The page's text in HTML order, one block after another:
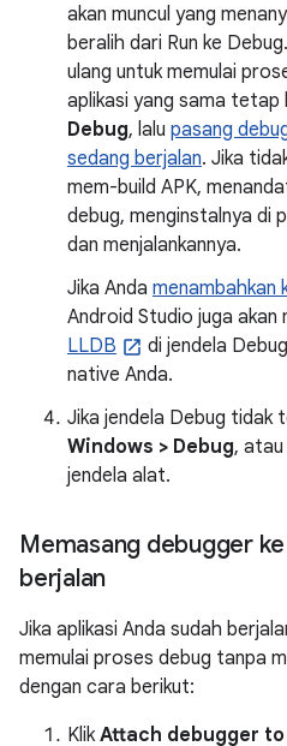
akan muncul yang
beralih dari Run ke
ulang untuk memulai
aplikasi yang sama tetap
Debug, lalu pasang
sedang berjalan. Jika
mem-build APK,
debug, menginstalnya di
dan menjalankannya.
Jika Anda menambahkan
Android Studio juga akan
LLDB
di jendela
native Anda.
Jika jendela Debug tidak
Windows > Debug, atau
jendela alat.
Memasang debugger
berjalan
Jika aplikasi Anda sudah
memulai proses debug tanpa
dengan cara berikut:
Klik Attach debugger